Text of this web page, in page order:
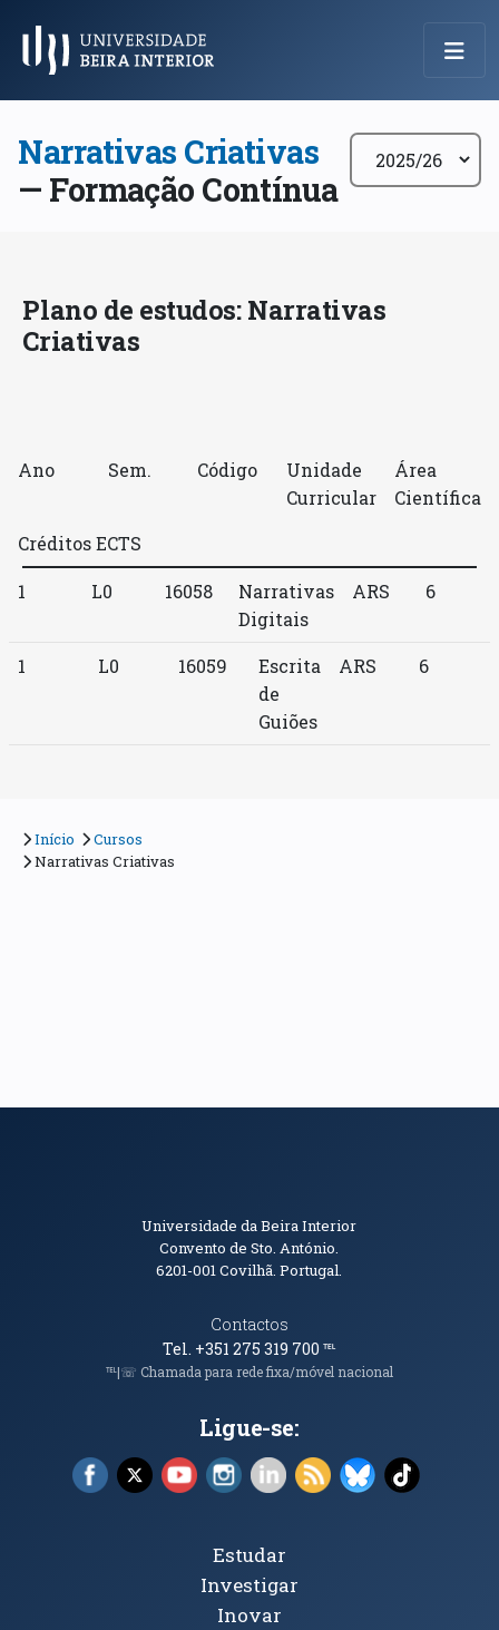
Menu Principal
Narrativas Criativas
— Formação Contínua
Plano de estudos: Narrativas
Criativas
Ano Sem. Código
Unidade
Curricular
Área
Científica
Créditos ECTS
1 L0 16058
Narrativas
Digitais
ARS 6
1 L0 16059
Escrita
de
Guiões
ARS 6
Início
Cursos
Narrativas Criativas
Informações de Contacto
Universidade da Beira Interior
Convento de Sto. António.
6201-001Covilhã. Portugal.
Contactos
Tel. +351 275 319 700℡
℡|☏ Chamada para rede fixa/móvel nacional
Ligue-se:
Facebook (abre em nova janela)
X (abre em nova janela)
YouTube (abre em nova janela)
Instagram (abre em nova janela)
LinkedIn (abre em nova
RSS (abre em nova
Bluesky (abre
TikTok
Tópicos Principais
Estudar
Investigar
Inovar